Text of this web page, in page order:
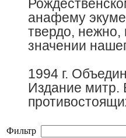
анафему
твердо,
значении
1994 г.
Издание митр.
Фильтр